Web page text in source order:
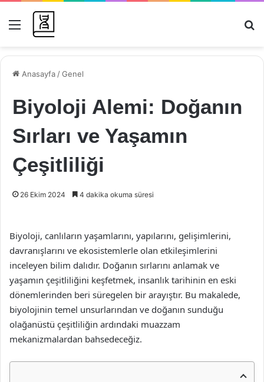
Menü
Anasayfa /Genel
Biyoloji Alemi: Doğanın
Sırları ve Yaşamın
Çeşitliliği
26 Ekim 2024 4 dakika okuma süresi
Biyoloji, canlıların yaşamlarını, yapılarını, gelişimlerini,
davranışlarını ve ekosistemlerle olan etkileşimlerini
inceleyen bilim dalıdır. Doğanın sırlarını anlamak ve
yaşamın çeşitliliğini keşfetmek, insanlık tarihinin en eski
dönemlerinden beri süregelen bir arayıştır. Bu makalede,
biyolojinin temel unsurlarından ve doğanın sunduğu
olağanüstü çeşitliliğin ardındaki muazzam
mekanizmalardan bahsedeceğiz.